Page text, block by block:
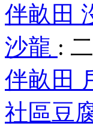
伴畝田
沙龍 :
伴畝田
社區豆